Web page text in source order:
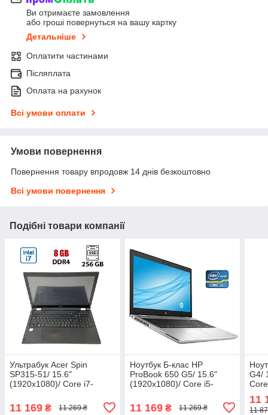
Ви отримаєте замовлення
або гроші повернуться на вашу картку
Детальніше
Оплатити частинами
Післяплата
Оплата на рахунок
Всі умови оплати
Умови повернення
Повернення товару впродовж 14 днів безкоштовно
Всі умови повернення
Подібні товари компанії
Ультрабук Acer Spin
SP315-51/ 15.6"
(1920x1080)/ Core i7-
SSD/ HD 520
11 169 ₴ 11 269 ₴
Ноутбук Б-клас HP
ProBook 650 G5/ 15.6"
(1920x1080)/ Core i5-
SSD/ UHD 620
11 169₴ 11 269 ₴
G4/
11
11